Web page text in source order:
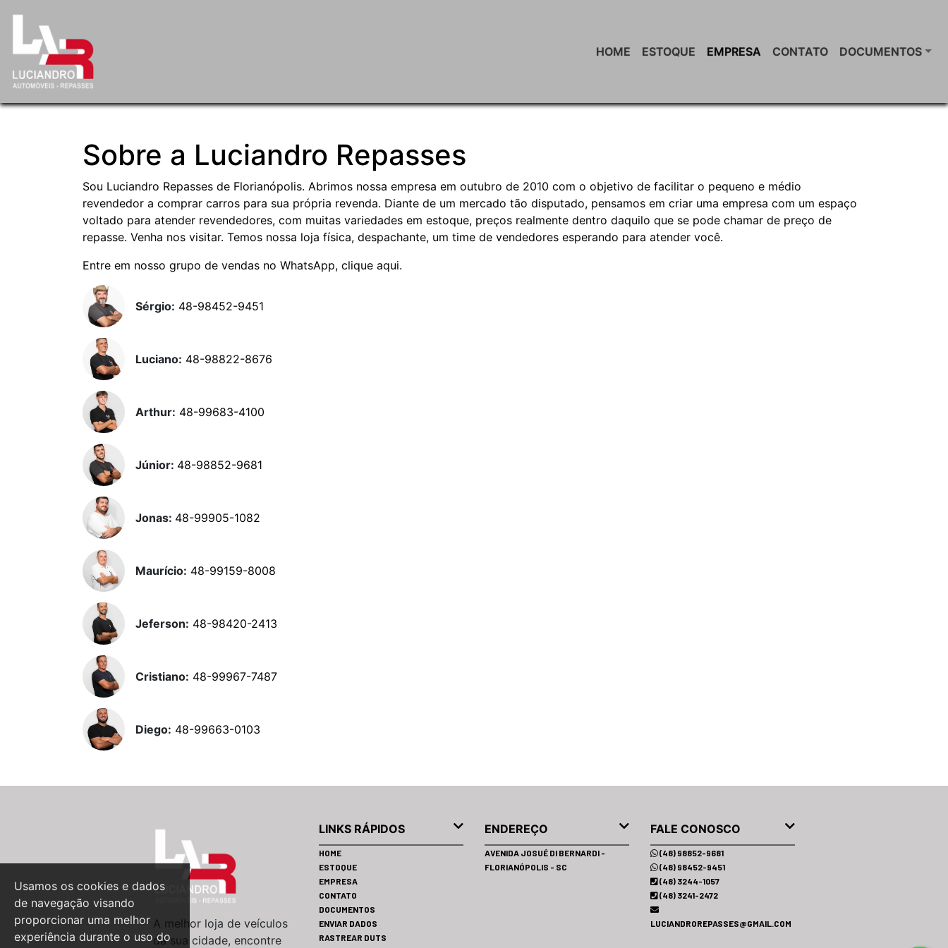
Usamos os cookies e dados
de navegação visando
proporcionar uma melhor
experiência durante o uso do
HOME ESTOQUE EMPRESA CONTATO DOCUMENTOS
Sobre a Luciandro Repasses
Sou Luciandro Repasses de Florianópolis. Abrimos nossa empresa em outubro de 2010 com o objetivo de facilitar o pequeno e médio
revendedor a comprar carros para sua própria revenda. Diante de um mercado tão disputado, pensamos em criar uma empresa com um espaço
voltado para atender revendedores, com muitas variedades em estoque, preços realmente dentro daquilo que se pode chamar de preço de
repasse. Venha nos visitar. Temos nossa loja física, despachante, um time de vendedores esperando para atender você.
Entre em nosso grupo de vendas no WhatsApp, clique aqui.
Sérgio: 48-98452-9451
Luciano: 48-98822-8676
Arthur: 48-99683-4100
Júnior: 48-98852-9681
Jonas: 48-99905-1082
Maurício: 48-99159-8008
Jeferson: 48-98420-2413
Cristiano: 48-99967-7487
Diego: 48-99663-0103
A melhor loja de veículos
da sua cidade, encontre
LINKS RÁPIDOS
HOME
ESTOQUE
EMPRESA
CONTATO
DOCUMENTOS
ENVIAR DADOS
RASTREAR DUTS
ENDEREÇO
AVENIDA JOSUÉ DI BERNARDI -
FLORIANÓPOLIS - SC
FALE CONOSCO
(48) 98852-9681
(48) 98452-9451
(48) 3244-1057
(48) 3241-2472
LUCIANDROREPASSES@GMAIL.COM